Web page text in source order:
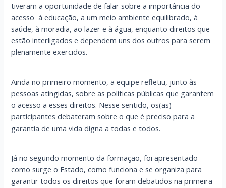
tiveram a oportunidade de falar sobre a importância do
acesso à educação, a um meio ambiente equilibrado, à
saúde, à moradia, ao lazer e à água, enquanto direitos que
estão interligados e dependem uns dos outros para serem
plenamente exercidos.
Ainda no primeiro momento, a equipe refletiu, junto às
pessoas atingidas, sobre as políticas públicas que garantem
o acesso a esses direitos. Nesse sentido, os(as)
participantes debateram sobre o que é preciso para a
garantia de uma vida digna a todas e todos.
Já no segundo momento da formação, foi apresentado
como surge o Estado, como funciona e se organiza para
garantir todos os direitos que foram debatidos na primeira